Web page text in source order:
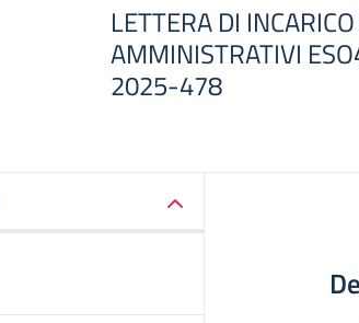
LETTERA DI
AMMINISTRATIVI
2025-478